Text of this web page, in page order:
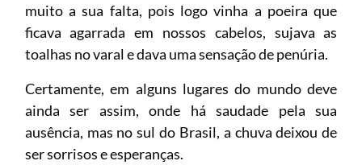
muito a sua falta, pois logo vinha a poeira que
ficava agarrada em nossos cabelos, sujava as
toalhas no varal e dava uma sensação de penúria.
Certamente, em alguns lugares do mundo deve
ainda ser assim, onde há saudade pela sua
ausência, mas no sul do Brasil, a chuva deixou de
ser sorrisos e esperanças.